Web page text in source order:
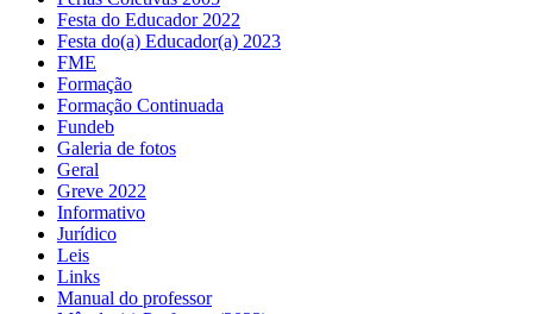
Festa do Educador 2022
Festa do(a) Educador(a) 2023
FME
Formação
Formação Continuada
Fundeb
Galeria de fotos
Geral
Greve 2022
Informativo
Jurídico
Leis
Links
Manual do professor